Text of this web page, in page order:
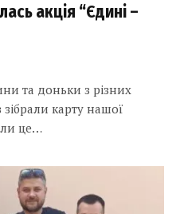
акція “Єдині –
та доньки з різних
зібрали карту нашої
це…